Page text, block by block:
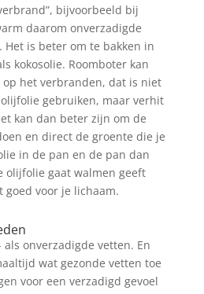
bijvoorbeeld bij
daarom onverzadigde
is beter om te bakken in
kokosolie. Roomboter kan
op het verbranden, dat is niet
olijfolie gebruiken, maar verhit
kan dan beter zijn om de
en direct de groente die je
in de pan en de pan dan
olijfolie gaat walmen geeft
voor je lichaam.
als onverzadigde vetten. En
wat gezonde vetten toe
voor een verzadigd gevoel